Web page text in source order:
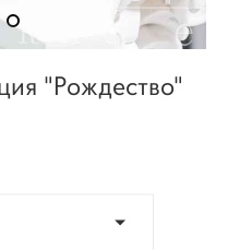
"Рождество"